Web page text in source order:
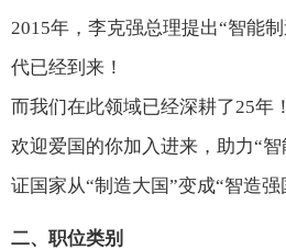
2015年，李克强总理提出“智能
代已经到来！
而我们在此领域已经深耕了25年！
欢迎爱国的你加入进来，助力“
证国家从“制造大国”变成“智造强
二、职位类别